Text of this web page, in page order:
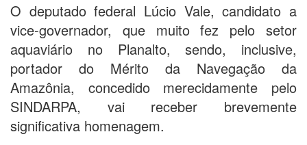
O deputado federal Lúcio Vale, candidato a
vice-governador, que muito fez pelo setor
aquaviário no Planalto, sendo, inclusive,
portador do Mérito da Navegação da
Amazônia, concedido merecidamente pelo
SINDARPA, vai receber brevemente
significativa homenagem.